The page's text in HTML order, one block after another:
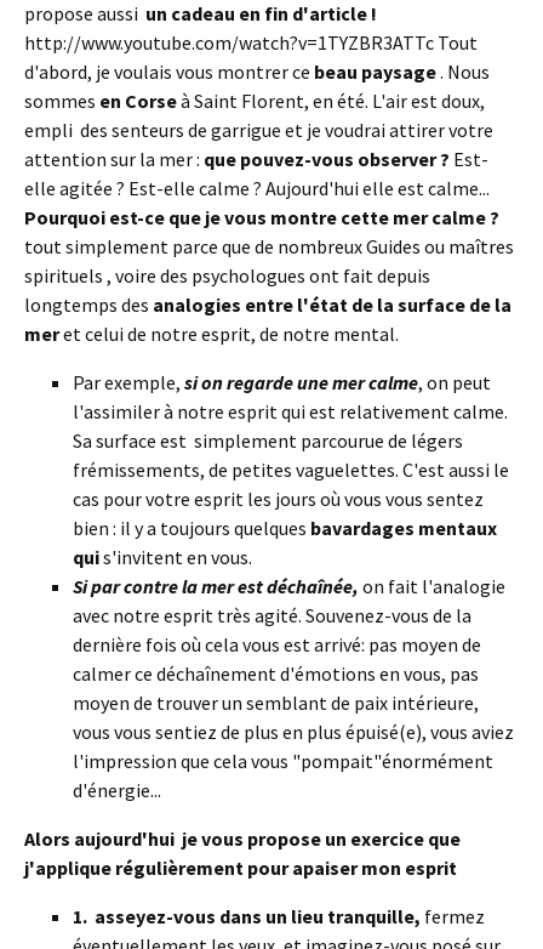
propose aussi un cadeau en fin d'article !
http://www.youtube.com/watch?v=1TYZBR3ATTc Tout
d'abord, je voulais vous montrer ce beau paysage. Nous
sommes en Corseà Saint Florent, en été. L'air est doux,
empli des senteurs de garrigue et je voudrai attirer votre
attention sur la mer : que pouvez-vous observer ? Est-
elle agitée ? Est-elle calme ? Aujourd'hui elle est calme...
Pourquoi est-ce que je vous montre cette mer calme ?
tout simplement parce que de nombreux Guides ou maîtres
spirituels , voire des psychologues ont fait depuis
longtemps des analogies entre l'état de la surface de la
meret celui de notre esprit, de notre mental.
Par exemple, si on regarde une mer calme, on peut
l'assimiler à notre esprit qui est relativement calme.
Sa surface est simplement parcourue de légers
frémissements, de petites vaguelettes. C'est aussi le
cas pour votre esprit les jours où vous vous sentez
bien : il y a toujours quelques bavardages mentaux
quis'invitent en vous.
Si par contre la mer est déchaînée, on fait l'analogie
avec notre esprit très agité. Souvenez-vous de la
dernière fois où cela vous est arrivé: pas moyen de
calmer ce déchaînement d'émotions en vous, pas
moyen de trouver un semblant de paix intérieure,
vous vous sentiez de plus en plus épuisé(e), vous aviez
l'impression que cela vous "pompait"énormément
d'énergie...
Alors aujourd'hui je vous propose un exercice que
j'applique régulièrement pour apaiser mon esprit
1. asseyez-vous dans un lieu tranquille, fermez